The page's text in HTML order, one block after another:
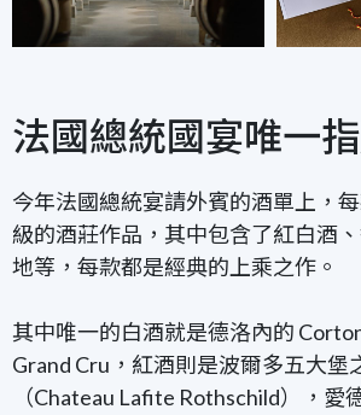
法國總統國宴唯一
今年法國總統宴請外賓的酒單 上 ，
級的酒莊作品，其中包含了紅白酒
地等，每款都是經典的上乘之作。
其中唯一的白酒就是德洛內的
Grand Cru，紅酒則是波爾多五大堡
（Chateau Lafite Rothschild），愛